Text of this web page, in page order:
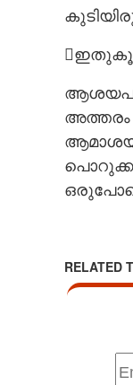
അത്തരം
RELATED